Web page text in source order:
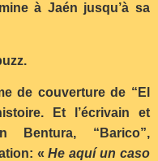
à Jaén jusqu’à sa
de couverture de “El
Et l’écrivain et
Bentura, “Barico”,
« He aquí un caso